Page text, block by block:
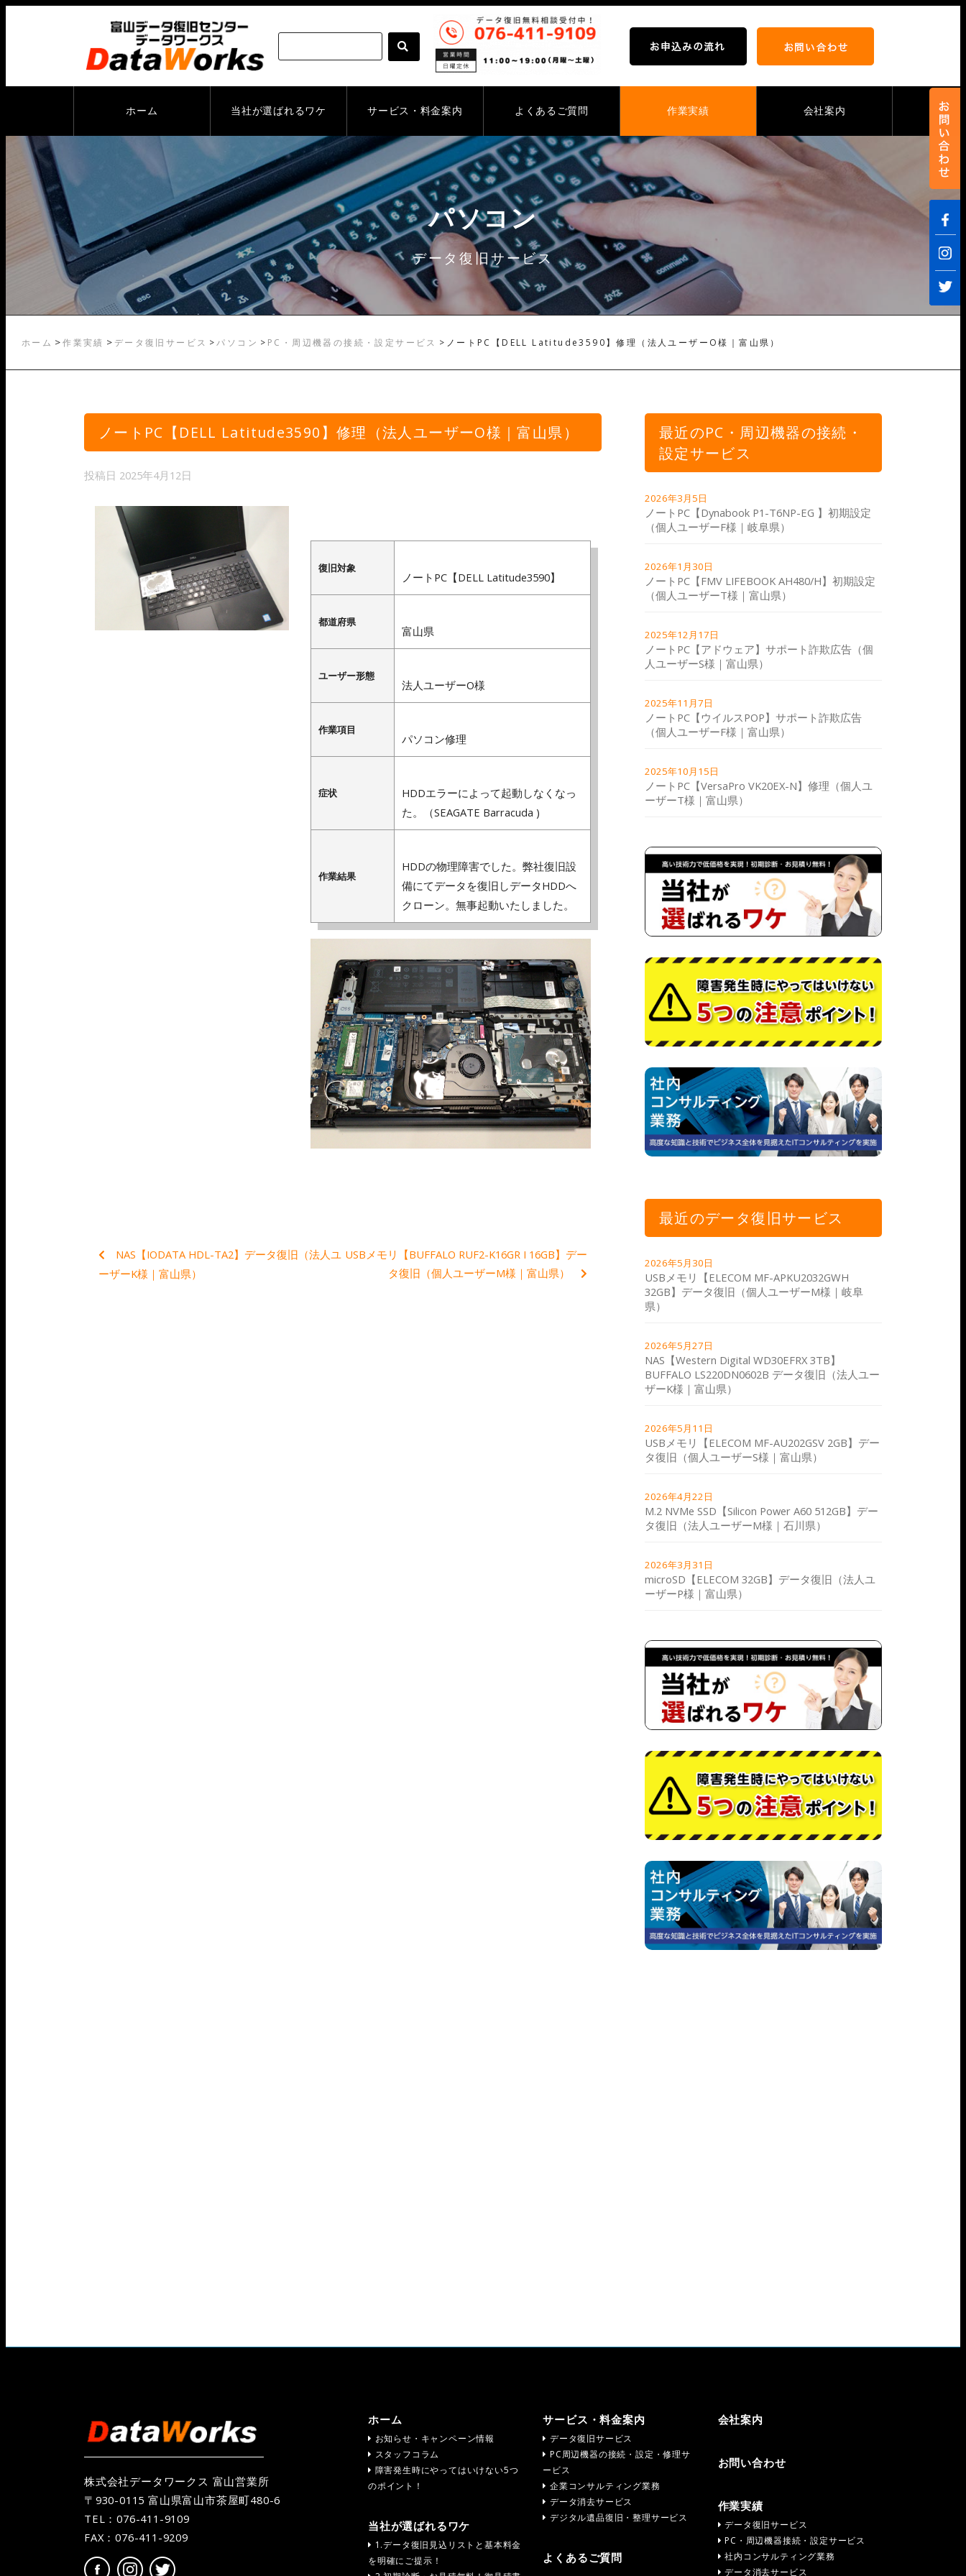
ホーム 当社が選ばれるワケ サービス・料金案内 よくあるご質問 作業実績 会社案内
パソコン
データ復旧サービス
ホーム >作業実績 > データ復旧サービス >パソコン > PC・周辺機器の接続・設定サービス > ノートPC【DELL Latitude3590】修理（法人ユーザーO様｜富山県）
ノートPC【DELL Latitude3590】修理（法人ユーザーO様｜富山県）
投稿日 2025年4月12日
復旧対象
ノートPC【DELL Latitude3590】
都道府県
富山県
ユーザー形態
法人ユーザーO様
作業項目
パソコン修理
症状
HDDエラーによって起動しなくなっ
た。（SEAGATE Barracuda )
作業結果
HDDの物理障害でした。弊社復旧設
備にてデータを復旧しデータHDDへ
クローン。無事起動いたしました。
NAS【IODATA HDL-TA2】データ復旧（法人ユ
ーザーK様｜富山県）
USBメモリ【BUFFALO RUF2-K16GR I 16GB】デー
タ復旧（個人ユーザーM様｜富山県）
最近のPC・周辺機器の接続・
設定サービス
2026年3月5日
ノートPC【Dynabook P1-T6NP-EG 】初期設定
（個人ユーザーF様｜岐阜県）
2026年1月30日
ノートPC【FMV LIFEBOOK AH480/H】初期設定
（個人ユーザーT様｜富山県）
2025年12月17日
ノートPC【アドウェア】サポート詐欺広告（個
人ユーザーS様｜富山県）
2025年11月7日
ノートPC【ウイルスPOP】サポート詐欺広告
（個人ユーザーF様｜富山県）
2025年10月15日
ノートPC【VersaPro VK20EX-N】修理（個人ユ
ーザーT様｜富山県）
最近のデータ復旧サービス
2026年5月30日
USBメモリ【ELECOM MF-APKU2032GWH
32GB】データ復旧（個人ユーザーM様｜岐阜
県）
2026年5月27日
NAS【Western Digital WD30EFRX 3TB】
BUFFALO LS220DN0602B データ復旧（法人ユー
ザーK様｜富山県）
2026年5月11日
USBメモリ【ELECOM MF-AU202GSV 2GB】デー
タ復旧（個人ユーザーS様｜富山県）
2026年4月22日
M.2 NVMe SSD【Silicon Power A60 512GB】デー
タ復旧（法人ユーザーM様｜石川県）
2026年3月31日
microSD【ELECOM 32GB】データ復旧（法人ユ
ーザーP様｜富山県）
株式会社データワークス 富山営業所
〒930-0115 富山県富山市茶屋町480-6
TEL：076-411-9109
FAX：076-411-9209
ホーム
お知らせ・キャンペーン情報
スタッフコラム
障害発生時にやってはいけない5つ
のポイント！
当社が選ばれるワケ
1.データ復旧見込リストと基本料金
を明確にご提示！
サービス・料金案内
データ復旧サービス
PC周辺機器の接続・設定・修理サ
ービス
企業コンサルティング業務
データ消去サービス
デジタル遺品復旧・整理サービス
よくあるご質問
会社案内
お問い合わせ
作業実績
データ復旧サービス
PC・周辺機器接続・設定サービス
社内コンサルティング業務
データ消去サービス